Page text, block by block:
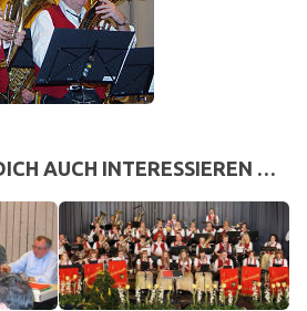
AUCH INTERESSIEREN …